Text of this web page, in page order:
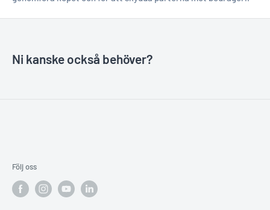
Ni kanske också behöver?
Följ oss